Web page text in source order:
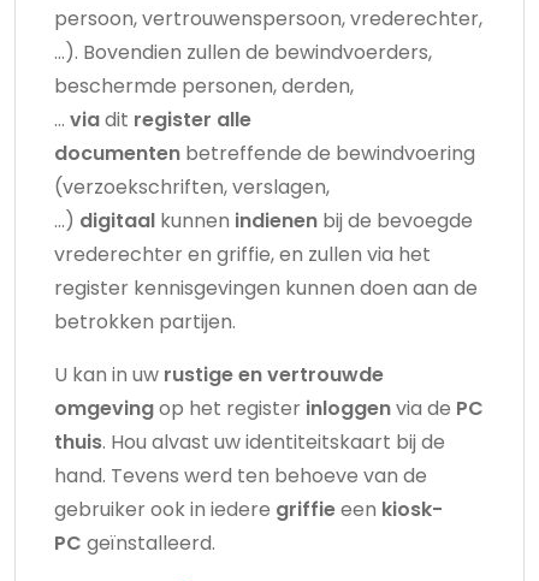
persoon, vertrouwenspersoon, vrederechter,
…). Bovendien zullen de bewindvoerders,
beschermde personen, derden,
… viadit register alle
documenten betreffende de bewindvoering
(verzoekschriften, verslagen,
…) digitaal kunnen indienen bij de bevoegde
vrederechter en griffie, en zullen via het
register kennisgevingen kunnen doen aan de
betrokken partijen.
U kan in uw rustige en vertrouwde
omgevingop het register inloggenvia de PC
thuis. Hou alvast uw identiteitskaart bij de
hand. Tevens werd ten behoeve van de
gebruiker ook in iedere griffieeen kiosk-
PC geïnstalleerd.